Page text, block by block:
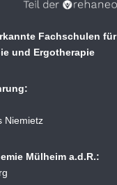
Fachschulen für
und Ergotherapie
Niemietz
Mülheim a.d.R.: